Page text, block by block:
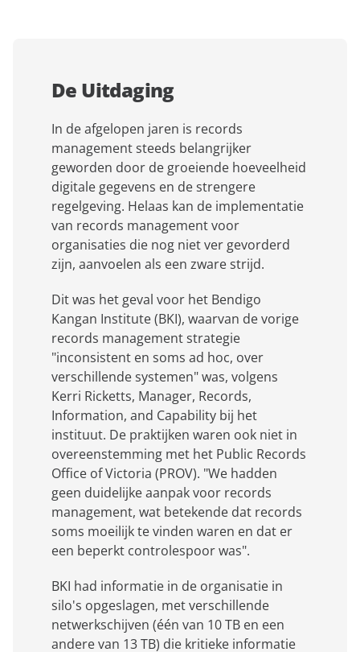
De Uitdaging
In de afgelopen jaren is records
management steeds belangrijker
geworden door de groeiende hoeveelheid
digitale gegevens en de strengere
regelgeving. Helaas kan de implementatie
van records management voor
organisaties die nog niet ver gevorderd
zijn, aanvoelen als een zware strijd.
Dit was het geval voor het Bendigo
Kangan Institute (BKI), waarvan de vorige
records management strategie
"inconsistent en soms ad hoc, over
verschillende systemen" was, volgens
Kerri Ricketts, Manager, Records,
Information, and Capability bij het
instituut. De praktijken waren ook niet in
overeenstemming met het Public Records
Office of Victoria (PROV). "We hadden
geen duidelijke aanpak voor records
management, wat betekende dat records
soms moeilijk te vinden waren en dat er
een beperkt controlespoor was".
BKI had informatie in de organisatie in
silo's opgeslagen, met verschillende
netwerkschijven (één van 10 TB en een
andere van 13 TB) die kritieke informatie